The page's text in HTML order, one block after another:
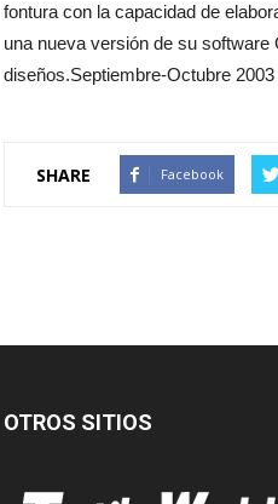
fontura con la capacidad de
una nueva versión de su
diseños.Septiembre-Octubre 2003
SHARE Facebook
OTROS SITIOS